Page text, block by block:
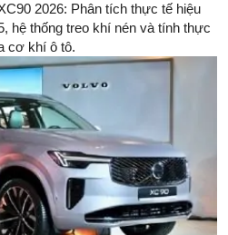
2026: Phân tích thực tế hiệu
hệ thống treo khí nén và tính thực
cơ khí ô tô.